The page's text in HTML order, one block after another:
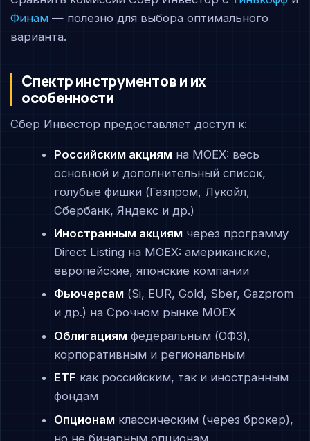
Финам — полезно для выбора оптимального
варианта.
Спектр инструментов и их
особенности
Сбер Инвестор предоставляет доступ к:
Российским акциямна MOEX: весь
основной и дополнительный список,
голубые фишки (Газпром, Лукойл,
Сбербанк, Яндекс и др.)
Иностранным акциямчерез программу
Direct Listing на MOEX: американские,
европейские, японские компании
Фьючерсам(Si, EUR, Gold, Sber, Gazprom
и др.) на Срочном рынке MOEX
Облигациямфедеральным (ОФЗ),
корпоративным и региональным
ETF как российским, так и иностранным
фондам
Опционамклассическим (через брокер),
но не бинарным опционам